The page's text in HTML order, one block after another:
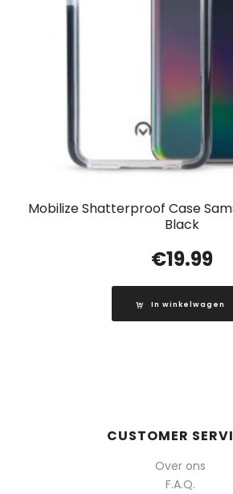
Mobilize Shatterproof Case
Black
€19.99
In winkelwagen
CUSTOMER
Over ons
F.A.Q.